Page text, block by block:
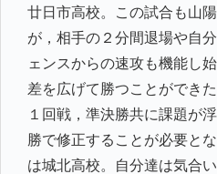
廿日市高校。この試合も山
が，相手の２分間退場や自
ェンスからの速攻も機能し
差を広げて勝つことができた
１回戦，準決勝共に課題が
勝で修正することが必要と
は城北高校。自分達は気合